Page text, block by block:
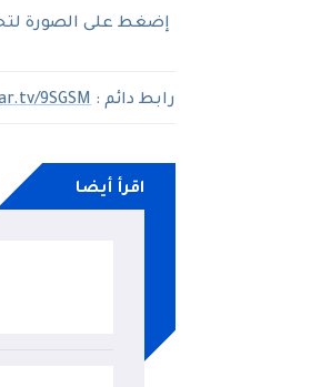
إضغط على الصورة
رابط دائم :9SGSM
اقرأ أيضا